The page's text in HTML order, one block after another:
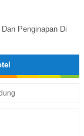
Penginapan Di